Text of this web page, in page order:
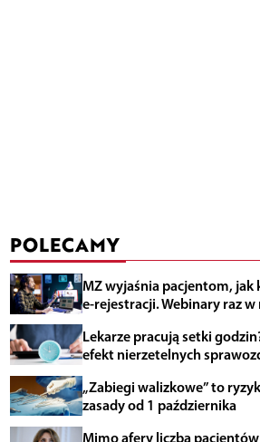
POLECAMY
MZ wyjaśnia pacjentom, jak
e-rejestracji. Webinary raz w
Lekarze pracują setki
efekt nierzetelnych
„Zabiegi walizkowe” to
zasady od 1 października
Mimo afery liczba pacjentów